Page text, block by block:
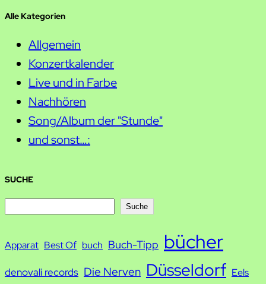
Alle Kategorien
Allgemein
Konzertkalender
Live und in Farbe
Nachhören
Song/Album der "Stunde"
und sonst…:
SUCHE
c
Suche
Apparat Best Of buch Buch-Tipp bücher
denovali records Die Nerven Düsseldorf Eels